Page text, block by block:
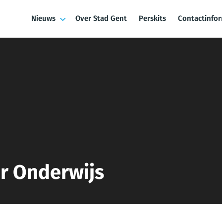
Nieuws Over Stad Gent Perskits
Onderwijs